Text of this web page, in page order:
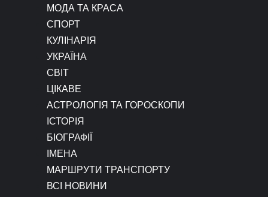
МОДА ТА КРАСА
СПОРТ
КУЛІНАРІЯ
УКРАЇНА
СВІТ
ЦІКАВЕ
АСТРОЛОГІЯ ТА ГОРОСКОПИ
ІСТОРІЯ
БІОГРАФІЇ
ІМЕНА
МАРШРУТИ ТРАНСПОРТУ
ВСІ НОВИНИ